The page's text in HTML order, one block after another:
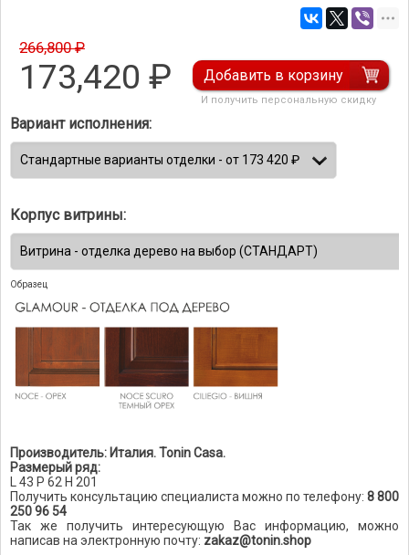
266,800 ₽
173,420 ₽ Добавить в корзину
И получить персональную скидку
Вариант исполнения:
Корпус витрины:
Образец
Производитель: Италия. Tonin Casa.
Размерый ряд:
L 43 P 62 H 201
Получить консультацию специалиста можно по телефону: 8 800
250 96 54
Так же получить интересующую Вас информацию, можно
написав на электронную почту: zakaz@tonin.shop